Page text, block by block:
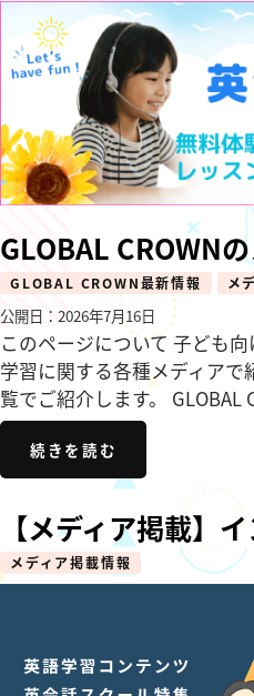
GLOBAL CROWN
GLOBAL CROWN最新情報 メ
公開日：2026年7月16日
このページについて 子ども
学習に関する各種メディア
覧でご紹介します。 GLOBAL
続きを読む
【メディア掲載】
メディア掲載情報